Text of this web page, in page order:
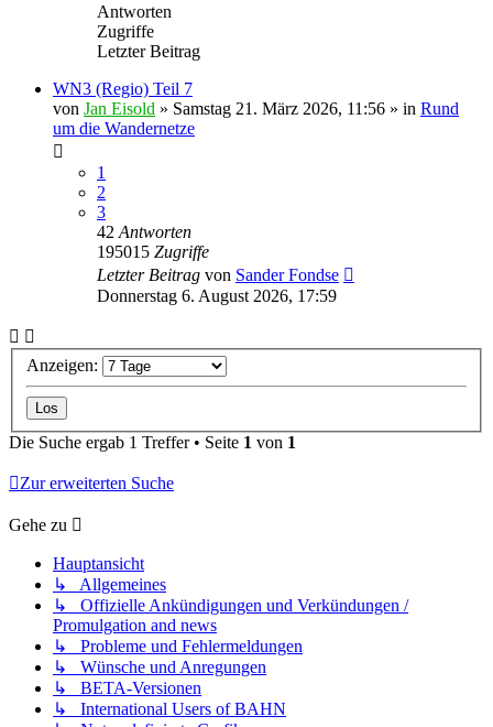
Antworten
Zugriffe
Letzter Beitrag
WN3 (Regio) Teil 7
von Jan Eisold » Samstag 21. März 2026, 11:56 » in Rund
um die Wandernetze
1
2
3
42 Antworten
195015 Zugriffe
Letzter Beitrag von Sander Fondse
Donnerstag 6. August 2026, 17:59
Anzeigen:
Die Suche ergab 1 Treffer • Seite 1 von 1
Zur erweiterten Suche
Gehe zu
Hauptansicht
↳ Allgemeines
↳ Offizielle Ankündigungen und Verkündungen /
Promulgation and news
↳ Probleme und Fehlermeldungen
↳ Wünsche und Anregungen
↳ BETA-Versionen
↳ International Users of BAHN